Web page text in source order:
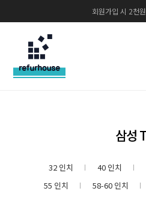
회원가입 시 2천
삼성
32 인치 40 인치
55 인치
58-60 인치